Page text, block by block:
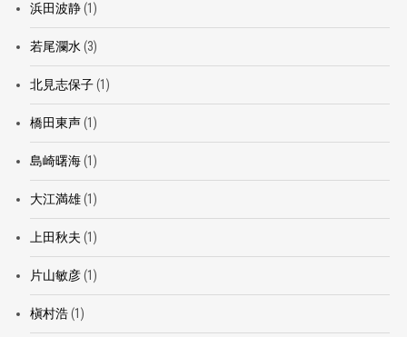
浜田波静(1)
若尾瀾水(3)
北見志保子(1)
橋田東声(1)
島崎曙海(1)
大江満雄(1)
上田秋夫 (1)
片山敏彦(1)
槇村浩(1)